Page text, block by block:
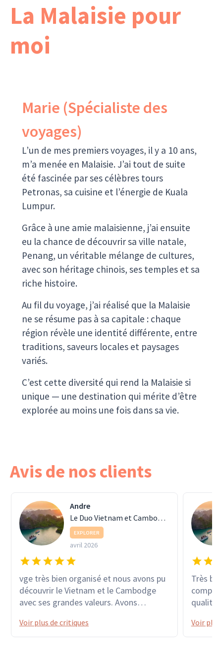
La Malaisie pour
moi
Marie (Spécialiste des
voyages)
L’un de mes premiers voyages, il y a 10 ans,
m’a menée en Malaisie. J’ai tout de suite
été fascinée par ses célèbres tours
Petronas, sa cuisine et l’énergie de Kuala
Lumpur.
Grâce à une amie malaisienne, j’ai ensuite
eu la chance de découvrir sa ville natale,
Penang, un véritable mélange de cultures,
avec son héritage chinois, ses temples et sa
riche histoire.
Au fil du voyage, j’ai réalisé que la Malaisie
ne se résume pas à sa capitale : chaque
région révèle une identité différente, entre
traditions, saveurs locales et paysages
variés.
C’est cette diversité qui rend la Malaisie si
unique — une destination qui mérite d’être
explorée au moins une fois dans sa vie.
Avis de nos clients
Andre
Le Duo Vietnam et Cambodge
EXPLORER
avril 2026
vge très bien organisé et nous avons pu
découvrir le Vietnam et le Cambodge
avec ses grandes valeurs. Avons
avec des moyens de locomotion divers :
train, moto, vélo, barque... sans oublier
Voir plus de critiques
Très
qualité
Voir